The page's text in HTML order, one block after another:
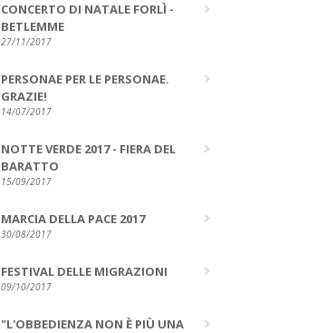
CONCERTO DI NATALE FORLÌ -
BETLEMME
27/11/2017
PERSONAE PER LE PERSONAE.
GRAZIE!
14/07/2017
NOTTE VERDE 2017 - FIERA DEL
BARATTO
15/09/2017
MARCIA DELLA PACE 2017
30/08/2017
FESTIVAL DELLE MIGRAZIONI
09/10/2017
"L'OBBEDIENZA NON È PIÙ UNA